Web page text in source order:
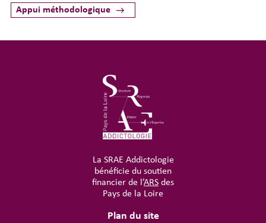
Appui méthodologique
La SRAE Addictologie
bénéficie du soutien
financier de l’ARS des
Pays de la Loire
Plan du site